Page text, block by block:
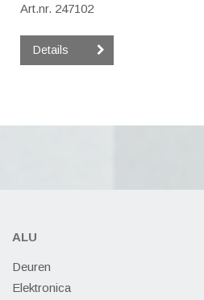
Art.nr. 247102
Details
ALU
Deuren
Elektronica